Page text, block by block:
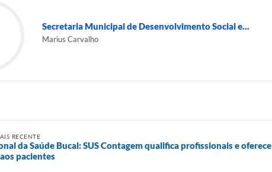
Secretaria Municipal de Desenvolvimento Social e...
Marius Carvalho
RECENTE
da Saúde Bucal: SUS Contagem qualifica profissionais e oferece
pacientes